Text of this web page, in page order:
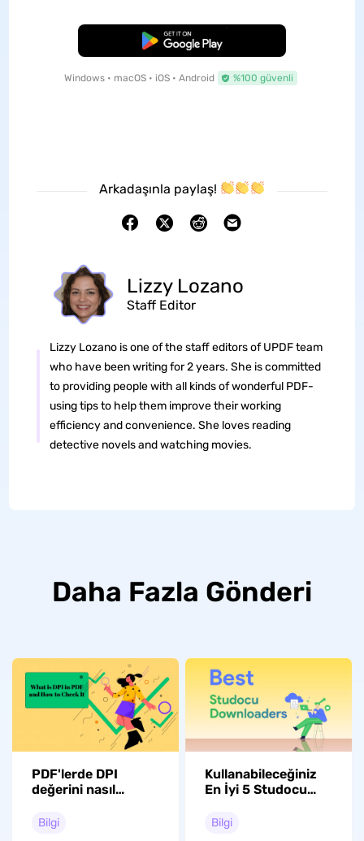
Ücretsiz İndirme
Windows • macOS • iOS • Android %100 güvenli
Arkadaşınla paylaş!
Lizzy Lozano
Staff Editor
Lizzy Lozano is one of the staff editors of UPDF team
who have been writing for 2 years. She is committed
to providing people with all kinds of wonderful PDF-
using tips to help them improve their working
efficiency and convenience. She loves reading
detective novels and watching movies.
Daha Fazla Gönderi
PDF'lerde DPI
değerini nasıl
artırabilir ve
Bilgi
Kullanabileceğiniz
En İyi 5 Studocu
Bilgi